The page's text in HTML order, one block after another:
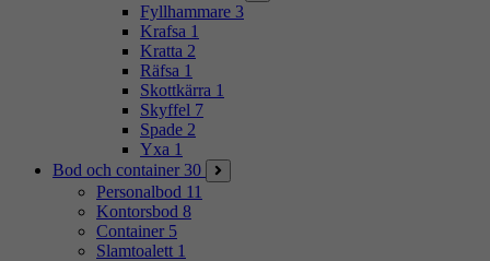
Fyllhammare 3
Krafsa 1
Kratta 2
Räfsa 1
Skottkärra 1
Skyffel 7
Spade 2
Yxa 1
Bod och container 30
Personalbod 11
Kontorsbod 8
Container 5
Slamtoalett 1